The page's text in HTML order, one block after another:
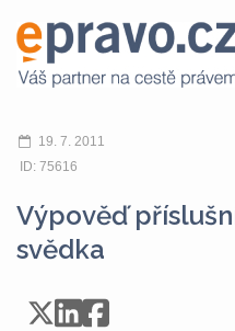
19. 7. 2011
ID: 75616
Výpověď
svědka